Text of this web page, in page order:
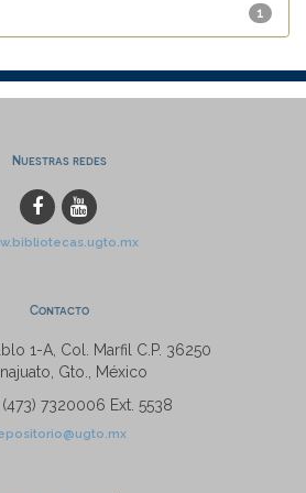
1
Nuestras redes
Contacto
1-A, Col. Marfil C.P. 36250
Gto., México
(473) 7320006 Ext. 5538